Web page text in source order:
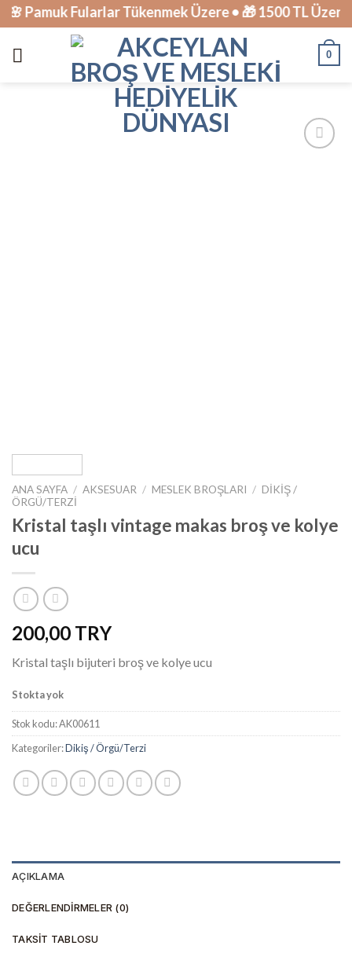
Skip
to
content
Fularlar Tükenmek Üzere • 🎁 1500 TL Üzeri
0
ANA SAYFA / AKSESUAR / MESLEK BROŞLARI / DIKIŞ /
ÖRGÜ/TERZI
Kristal taşlı vintage makas broş ve kolye
ucu
200,00
Kristal taşlı bijuteri broş ve kolye ucu
Stokta yok
Stok kodu:AK00611
Kategoriler:Dikiş / Örgü/Terzi
AÇIKLAMA
DEĞERLENDIRMELER (0)
TAKSIT TABLOSU